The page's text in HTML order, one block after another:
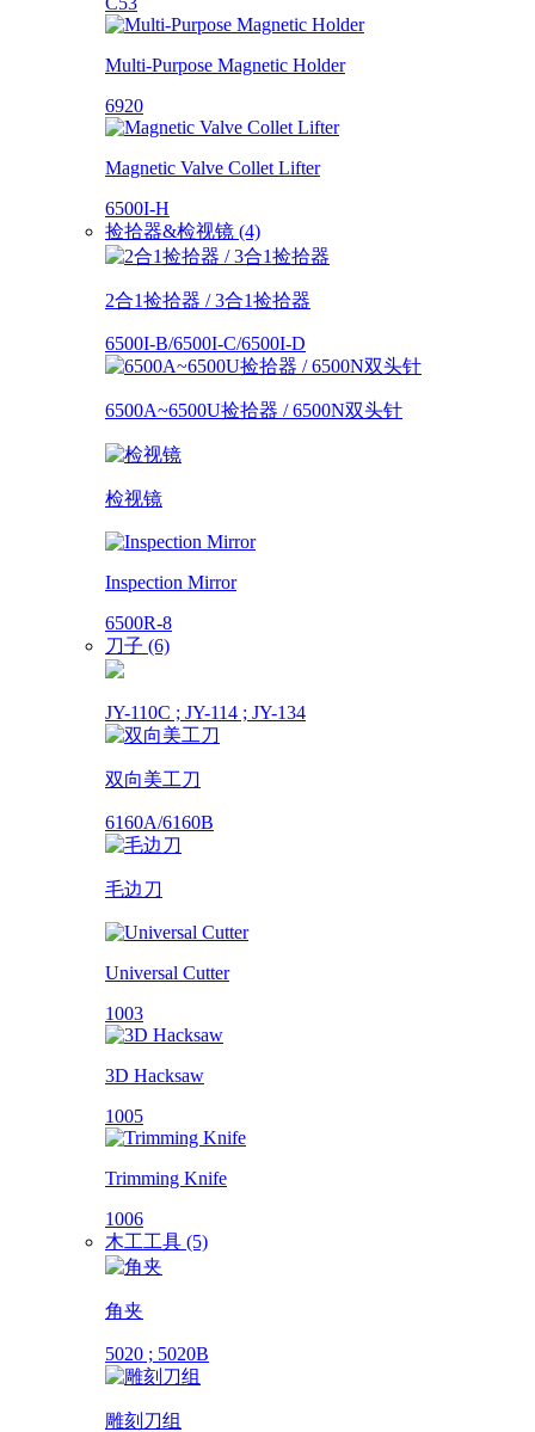
Multi-Purpose Magnetic Holder
6920
Magnetic Valve Collet Lifter
6500I-H
捡拾器&检视镜 (4)
2合1捡拾器 / 3合1捡拾器
6500I-B/6500I-C/6500I-D
6500A~6500U捡拾器 / 6500N双头针
检视镜
Inspection Mirror
6500R-8
刀子 (6)
JY-110C ; JY-114 ; JY-134
双向美工刀
6160A/6160B
毛边刀
Universal Cutter
1003
3D Hacksaw
1005
Trimming Knife
1006
木工工具 (5)
角夹
5020 ; 5020B
雕刻刀组